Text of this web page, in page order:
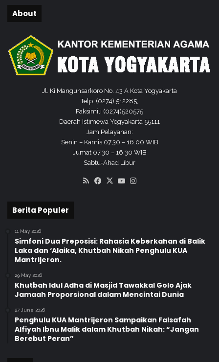
About
Jl. Ki Mangunsarkoro No. 43 A Kota Yogyakarta
Telp. (0274) 512285,
Faksimili (0274)520575
Daerah Istimewa Yogyakarta 55111
Jam Pelayanan:
Senin – Kamis 07.30 – 16.00 WIB
Jumat 07.30 – 16.30 WIB
Sabtu-Ahad Libur
RSS Facebook
X YouTube
Berita Populer
11 May 2026
Simfoni Dua Preposisi: Rahasia Keberkahan di Balik
Laka dan ‘Alaika, Khutbah Nikah Penghulu KUA
Mantrijeron.
29 May 2026
Khutbah Idul Adha di Masjid Tawakkal Golo Ajak
Jamaah Proporsional dalam Mencintai Dunia
27 June 2026
Penghulu KUA Mantrijeron Sampaikan Falsafah
Alfiyah Ibnu Malik dalam Khutbah Nikah: “Jangan
Berebut Peran”